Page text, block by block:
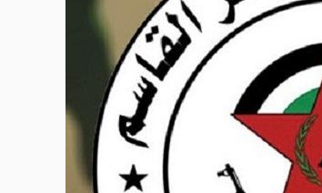
الثوري
والخليج وتقلص الفائض التجاري الأميركي
إسرائيل
ويشف بعض أسرار التفاهم
كولومبيا الجديد